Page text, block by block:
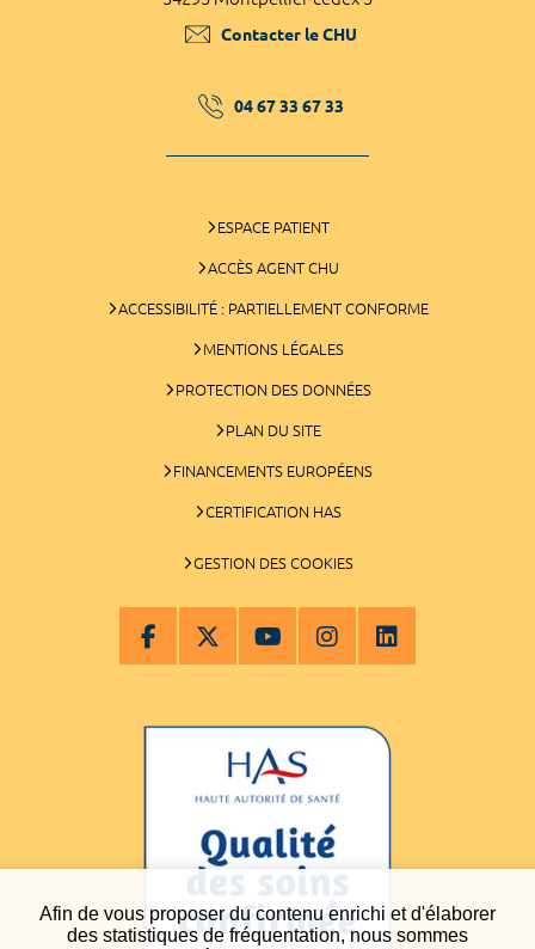
Afin de vous proposer du contenu enrichi et d'élaborer
des statistiques de fréquentation, nous sommes
Contacter le CHU
04 67 33 67 33
ESPACE PATIENT
ACCÈS AGENT CHU
ACCESSIBILITÉ : PARTIELLEMENT CONFORME
MENTIONS LÉGALES
PROTECTION DES DONNÉES
PLAN DU SITE
FINANCEMENTS EUROPÉENS
CERTIFICATION HAS
GESTION DES COOKIES